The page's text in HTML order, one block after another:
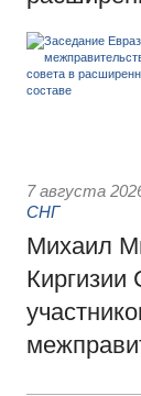
7 августа
СНГ
Михаил